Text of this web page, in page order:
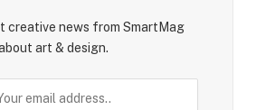
creative news from SmartMag
art & design.